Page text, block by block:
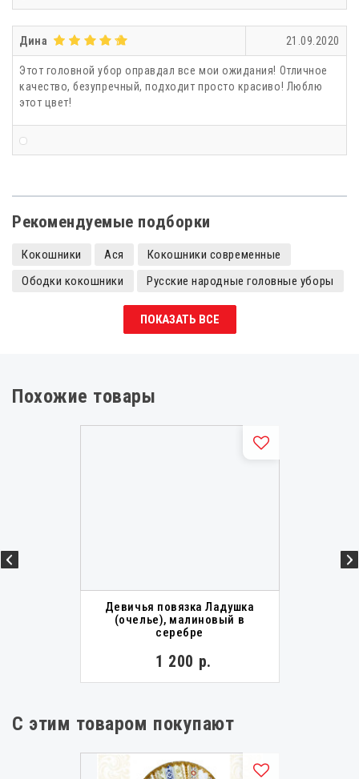
Дина 21.09.2020
Этот головной убор оправдал все мои ожидания! Отличное
качество, безупречный, подходит просто красиво! Люблю
этот цвет!
Рекомендуемые подборки
Кокошники Ася
Кокошники современные
Ободки кокошники
Русские народные головные уборы
Кокошники детские
ПОКАЗАТЬ ВСЕ
Похожие товары
Девичья повязка Ладушка
(очелье), малиновый в
серебре
1 200 р.
С этим товаром покупают